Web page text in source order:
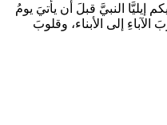
إيليَّا النبيَّ قبلَ أن يأتيَ يومُ
إلى الأبناء، وقلوبَ